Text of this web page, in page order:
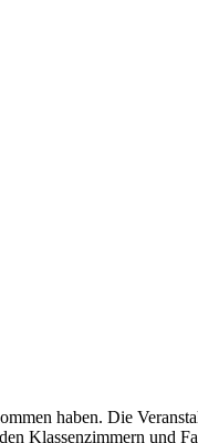
haben. Die
Klassenzimmern und